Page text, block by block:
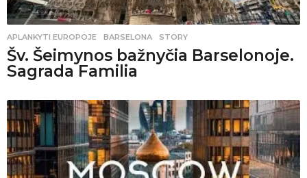
APLANKYTI EUROPOJE BARSELONA ,STORY
Šv. Šeimynos bažnyčia Barselonoje.
Sagrada Familia